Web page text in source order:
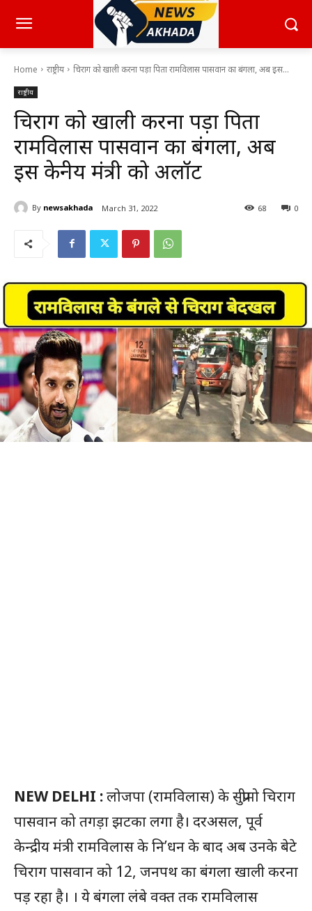
Home राष्ट्रीय चिराग को खाली करना पड़ा पिता रामविलास पासवान का बंगला, अब इस...
राष्ट्रीय
चिराग को खाली करना पड़ा पिता
रामविलास पासवान का बंगला, अब
इस केन्द्रीय मंत्री को अलॉट
By newsakhada March 31, 2022 0
68
NEW DELHI :लोजपा (रामविलास) के सुप्रीमो चिराग
पासवान को तगड़ा झटका लगा है। दरअसल, पूर्व
केन्द्रीय मंत्री रामविलास के नि’धन के बाद अब उनके बेटे
चिराग पासवान को 12, जनपथ का बंगला खाली करना
पड़ रहा है। । ये बंगला लंबे वक्त तक रामविलास